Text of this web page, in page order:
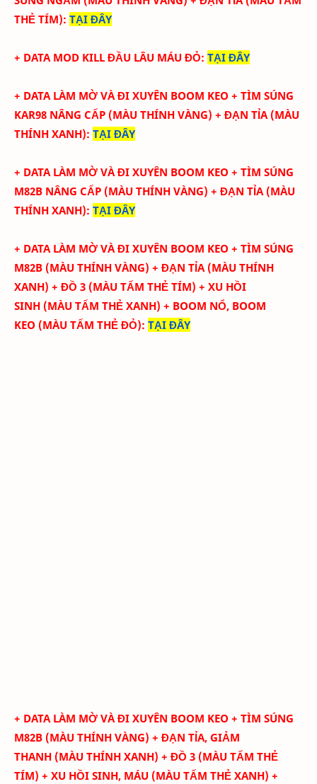
THẺ TÍM): TẠI ĐÂY
+ DATA MOD KILL ĐẦU LÂU MÁU ĐỎ: TẠI ĐÂY
+ DATA LÀM MỜ VÀ ĐI XUYÊN BOOM KEO + TÌM SÚNG
KAR98 NÂNG CẤP (MÀU THÍNH VÀNG) + ĐẠN TỈA (MÀU
THÍNH XANH): TẠI ĐÂY
+ DATA LÀM MỜ VÀ ĐI XUYÊN BOOM KEO + TÌM SÚNG
M82B NÂNG CẤP (MÀU THÍNH VÀNG) + ĐẠN TỈA (MÀU
THÍNH XANH): TẠI ĐÂY
+ DATA LÀM MỜ VÀ ĐI XUYÊN BOOM KEO + TÌM SÚNG
M82B (MÀU THÍNH VÀNG) + ĐẠN TỈA (MÀU THÍNH
XANH) + ĐỒ 3 (MÀU TẤM THẺ TÍM) + XU HỒI
SINH (MÀU TẤM THẺ XANH) + BOOM NỔ, BOOM
KEO (MÀU TẤM THẺ ĐỎ): TẠI ĐÂY
+ DATA LÀM MỜ VÀ ĐI XUYÊN BOOM KEO + TÌM SÚNG
M82B (MÀU THÍNH VÀNG) + ĐẠN TỈA, GIẢM
THANH (MÀU THÍNH XANH) + ĐỒ 3 (MÀU TẤM THẺ
TÍM) + XU HỒI SINH, MÁU (MÀU TẤM THẺ XANH) +